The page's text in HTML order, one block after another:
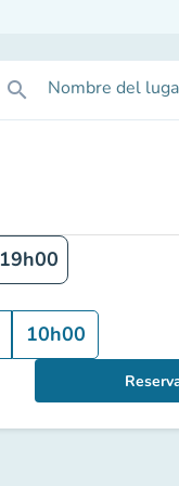
search Nombre del
19h00
10h00